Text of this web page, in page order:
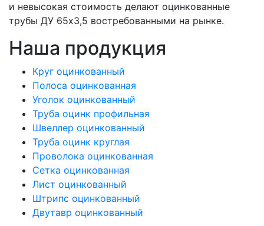
и невысокая стоимость делают оцинкованные
трубы ДУ 65х3,5 востребованными на рынке.
Наша продукция
Круг оцинкованный
Полоса оцинкованная
Уголок оцинкованный
Труба оцинк профильная
Швеллер оцинкованный
Труба оцинк круглая
Проволока оцинкованная
Сетка оцинкованная
Лист оцинкованный
Штрипс оцинкованный
Двутавр оцинкованный